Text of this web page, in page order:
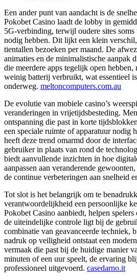
Een ander punt van aandacht is de
Pokobet Casino laadt de lobby in
5G-verbinding, terwijl oudere sites soms
nodig hebben. Dit lijkt een klein
tientallen bezoeken per maand. De
animaties en de minimalistische aanpak
die meerdere apps tegelijk open hebben,
weinig batterij verbruikt, wat essentieel
onderweg. meltoncomputers.com.au
De evolutie van mobiele casino’s
veranderingen in vrijetijdsbesteding.
ontspanning die past in korte
een speciale ruimte of apparatuur nodig
heeft deze trend omarmd door de
gebruiker in plaats van rond de
biedt aanvullende inzichten in hoe
aanpassen aan veranderende
de continue verbeteringen aan snelheid
Tot slot is het belangrijk om te
verantwoordelijkheid een persoonlijke
Pokobet Casino aanbiedt, helpen
de uiteindelijke controle ligt bij de
combinatie van geavanceerde techniek,
nadruk op veiligheid ontstaat een
vermaak die past bij de huidige manier
minuten of een uur speelt, de ervaring
professioneel uitgevoerd. casedarno.it